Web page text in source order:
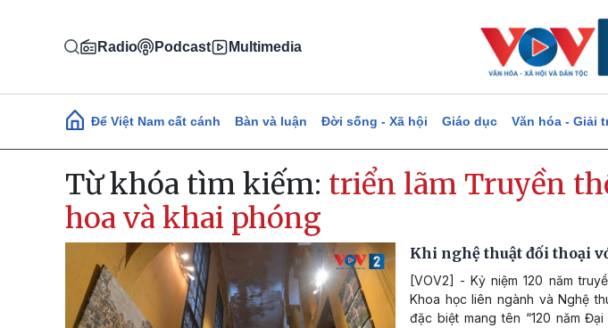
Radio Podcast Multimedia
Main navigation
Để Việt Nam cất cánh Bàn và luận Đời sống - Xã hội Giáo dục Văn hóa - Giải
Từ khóa tìm kiếm: triển lãm Truyền
hoa và khai phóng
Khi nghệ thuật đối thoại
[VOV2] - Kỷ niệm 120 năm
Khoa học liên ngành và Nghệ
đặc biệt mang tên “120 năm